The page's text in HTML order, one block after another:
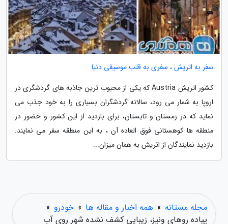
سفر به اتریش ، سفری به قلب موسیقی دنیا
کشور اتریش Austria که یکی از محبوب ترین جاذبه های گردشگری در
اروپا به شمار می رود، سالانه گردشگران بسیاری را به خود جذب می
نماید که در زمستان و تابستان، برای بازدید از این کشور و حضور در
منطقه ها کوهستانی فوق العاده آن ، به این منطقه سفر می نمایند.
بازدید نمایندگان از اتریش به همان میزان...
مجله مستانه » همه اخبار و مقاله ها » خودرو »
پیاده روهای ونیز، زیبایی کشف نشده شهر روی آب